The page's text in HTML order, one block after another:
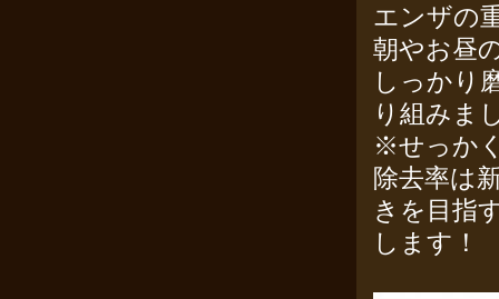
エンザの
朝やお昼
しっかり
り組みま
※せっか
除去率は
きを目指
します！